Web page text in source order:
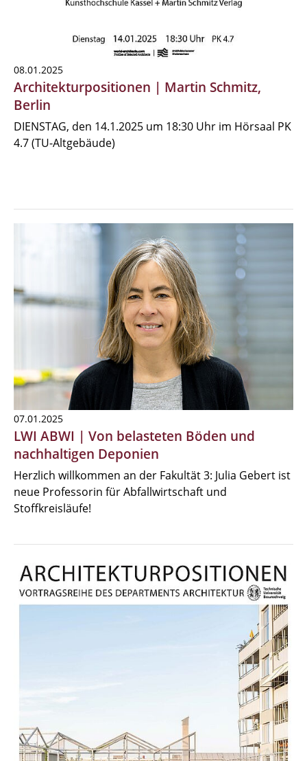
08.01.2025
Architekturpositionen | Martin Schmitz,
Berlin
DIENSTAG, den 14.1.2025 um 18:30 Uhr im Hörsaal PK
4.7 (TU-Altgebäude)
07.01.2025
LWI ABWI | Von belasteten Böden und
nachhaltigen Deponien
Herzlich willkommen an der Fakultät 3: Julia Gebert ist
neue Professorin für Abfallwirtschaft und
Stoffkreisläufe!